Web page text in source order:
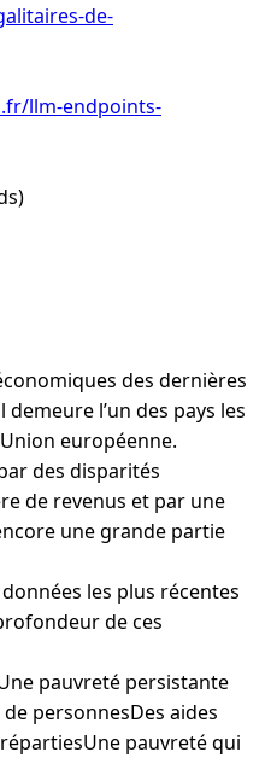
de-
llm-endpoints-
des dernières
l’un des pays les
européenne.
des disparités
de revenus et par une
une grande partie
les plus récentes
de ces
pauvreté persistante
personnesDes aides
pauvreté qui